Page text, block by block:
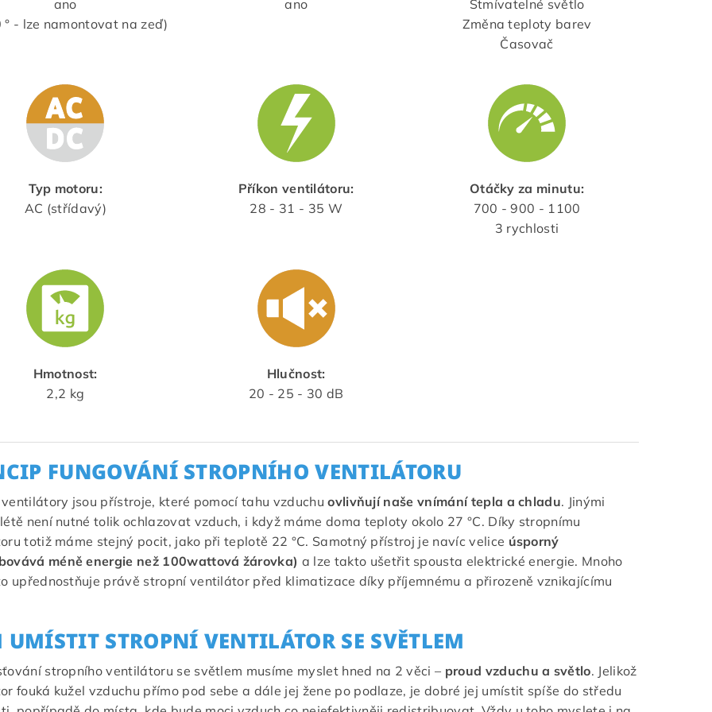
ano
° - lze namontovat na zeď)
ano
Stmívatelné světlo
Změna teploty barev
Časovač
Typ motoru:
AC (střídavý)
Příkon ventilátoru:
28 - 31 - 35 W
Otáčky za minutu:
700 - 900 - 1100
3 rychlosti
Hmotnost:
2,2 kg
Hlučnost:
20 - 25 - 30 dB
FUNGOVÁNÍ STROPNÍHO VENTILÁTORU
jsou přístroje, které pomocí tahu vzduchuovlivňují naše vnímání tepla a chladu. Jinými
není nutné tolik ochlazovat vzduch, i když máme doma teploty okolo 27 °C. Díky stropnímu
totiž máme stejný pocit, jako při teplotě 22 °C. Samotný přístroj je navíc velice úsporný
méně energie než 100wattová žárovka) a lze takto ušetřit spousta elektrické energie. Mnoho
upřednostňuje právě stropní ventilátor před klimatizace díky příjemnému a přirozeně vznikajícímu
STROPNÍ VENTILÁTOR SE SVĚTLEM
stropního ventilátoru se světlem musíme myslet hned na 2 věci – proud vzduchu a světlo. Jelikož
fouká kužel vzduchu přímo pod sebe a dále jej žene po podlaze, je dobré jej umístit spíše do středu